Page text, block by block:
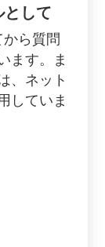
として
ら質問
ます。ま
、ネット
していま